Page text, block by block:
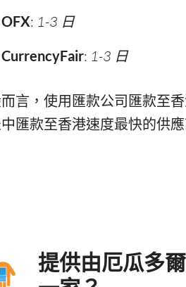
OFX: 1-3 日
CurrencyFair: 1-3 日
言，使用匯款公司匯款至
匯款至香港速度最快的供
提供由厄瓜多